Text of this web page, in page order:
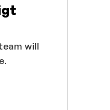
will